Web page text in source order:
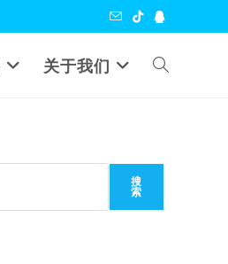
关于我们 Toggle
搜
索